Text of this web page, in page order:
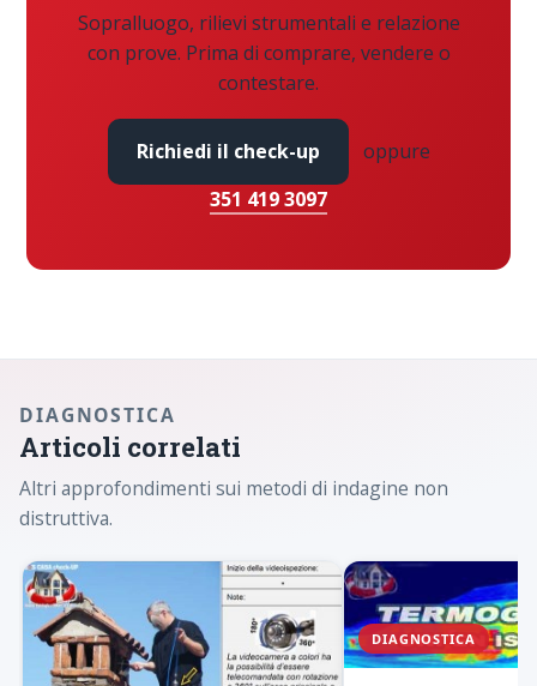
Sopralluogo, rilievi strumentali e relazione
con prove. Prima di comprare, vendere o
contestare.
Richiedi il check-up
oppure
351 419 3097
DIAGNOSTICA
Articoli correlati
Altri approfondimenti sui metodi di indagine non
distruttiva.
DIAGNOSTICA